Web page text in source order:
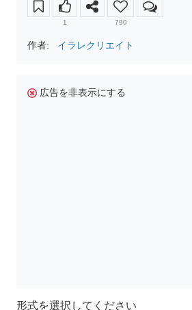
1 790
作者: イラレクリエイト
広告を非表示にする
形式を選択してください